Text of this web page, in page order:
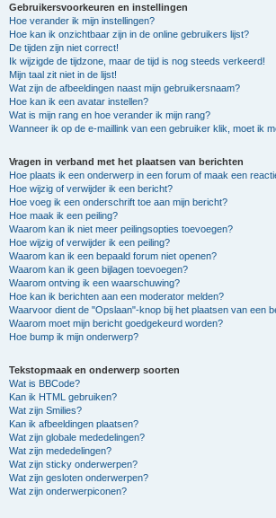
Gebruikersvoorkeuren en instellingen
Hoe verander ik mijn instellingen?
Hoe kan ik onzichtbaar zijn in de online gebruikers lijst?
De tijden zijn niet correct!
Ik wijzigde de tijdzone, maar de tijd is nog steeds verkeerd!
Mijn taal zit niet in de lijst!
Wat zijn de afbeeldingen naast mijn gebruikersnaam?
Hoe kan ik een avatar instellen?
Wat is mijn rang en hoe verander ik mijn rang?
Wanneer ik op de e-maillink van een gebruiker klik, moet ik
Vragen in verband met het plaatsen van berichten
Hoe plaats ik een onderwerp in een forum of maak een
Hoe wijzig of verwijder ik een bericht?
Hoe voeg ik een onderschrift toe aan mijn bericht?
Hoe maak ik een peiling?
Waarom kan ik niet meer peilingsopties toevoegen?
Hoe wijzig of verwijder ik een peiling?
Waarom kan ik een bepaald forum niet openen?
Waarom kan ik geen bijlagen toevoegen?
Waarom ontving ik een waarschuwing?
Hoe kan ik berichten aan een moderator melden?
Waarvoor dient de "Opslaan"-knop bij het plaatsen van een
Waarom moet mijn bericht goedgekeurd worden?
Hoe bump ik mijn onderwerp?
Tekstopmaak en onderwerp soorten
Wat is BBCode?
Kan ik HTML gebruiken?
Wat zijn Smilies?
Kan ik afbeeldingen plaatsen?
Wat zijn globale mededelingen?
Wat zijn mededelingen?
Wat zijn sticky onderwerpen?
Wat zijn gesloten onderwerpen?
Wat zijn onderwerpiconen?